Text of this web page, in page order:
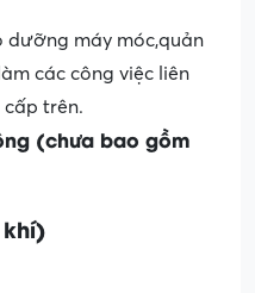
dưỡng máy móc,quản
các công việc liên
trên.
(chưa bao gồm